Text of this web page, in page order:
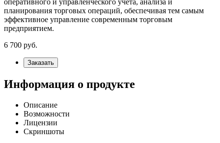
планирования торговых операций, обеспечивая тем самым
эффективное управление современным торговым
предприятием.
6 700 руб.
Заказать
Информация о продукте
Описание
Возможности
Лицензии
Скриншоты